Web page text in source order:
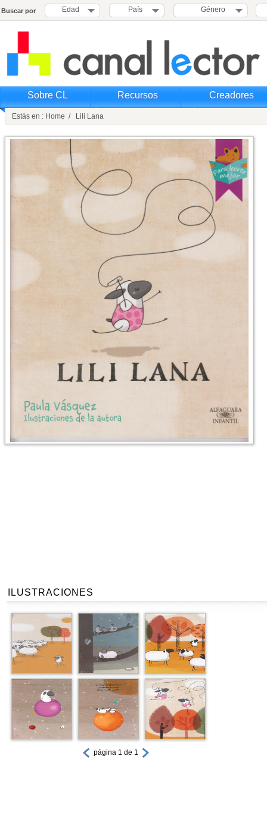
Buscar por Edad País Género
Sobre CL Recursos Creadores
Estás en : Home / Lili Lana
ILUSTRACIONES
página 1 de 1